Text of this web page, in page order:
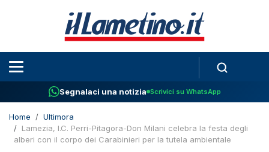
Segnalaci una notizia Scrivici su WhatsApp
Home
Ultimora
Lamezia, I.C. Perri-Pitagora-Don Milani celebra la festa degli
alberi con il corpo dei Carabinieri per la tutela ambientale